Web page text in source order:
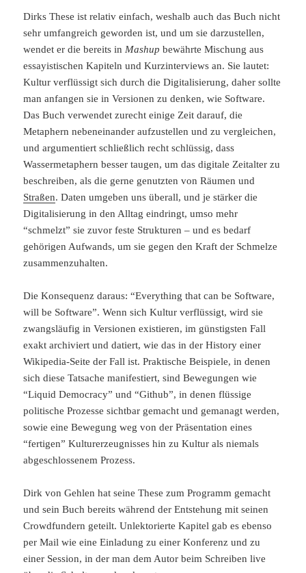
Dirks These ist relativ einfach, weshalb auch das Buch nicht
sehr umfangreich geworden ist, und um sie darzustellen,
wendet er die bereits in Mashup bewährte Mischung aus
essayistischen Kapiteln und Kurzinterviews an. Sie lautet:
Kultur verflüssigt sich durch die Digitalisierung, daher sollte
man anfangen sie in Versionen zu denken, wie Software.
Das Buch verwendet zurecht einige Zeit darauf, die
Metaphern nebeneinander aufzustellen und zu vergleichen,
und argumentiert schließlich recht schlüssig, dass
Wassermetaphern besser taugen, um das digitale Zeitalter zu
beschreiben, als die gerne genutzten von Räumen und
Straßen. Daten umgeben uns überall, und je stärker die
Digitalisierung in den Alltag eindringt, umso mehr
“schmelzt” sie zuvor feste Strukturen – und es bedarf
gehörigen Aufwands, um sie gegen den Kraft der Schmelze
zusammenzuhalten.
Die Konsequenz daraus: “Everything that can be Software,
will be Software”. Wenn sich Kultur verflüssigt, wird sie
zwangsläufig in Versionen existieren, im günstigsten Fall
exakt archiviert und datiert, wie das in der History einer
Wikipedia-Seite der Fall ist. Praktische Beispiele, in denen
sich diese Tatsache manifestiert, sind Bewegungen wie
“Liquid Democracy” und “Github”, in denen flüssige
politische Prozesse sichtbar gemacht und gemanagt werden,
sowie eine Bewegung weg von der Präsentation eines
“fertigen” Kulturerzeugnisses hin zu Kultur als niemals
abgeschlossenem Prozess.
Dirk von Gehlen hat seine These zum Programm gemacht
und sein Buch bereits während der Entstehung mit seinen
Crowdfundern geteilt. Unlektorierte Kapitel gab es ebenso
per Mail wie eine Einladung zu einer Konferenz und zu
einer Session, in der man dem Autor beim Schreiben live